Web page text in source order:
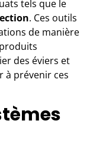
tels que le
. Ces outils
de manière
des éviers et
à prévenir ces